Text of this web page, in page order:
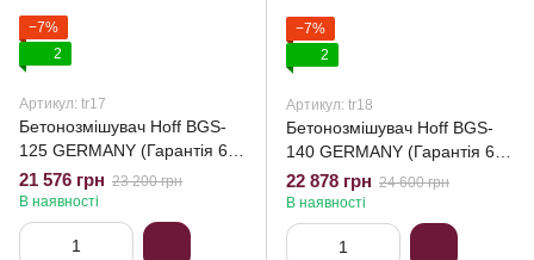
−7%
2
Артикул: tr17
Бетонозмішувач Hoff BGS-
125 GERMANY (Гарантія 60
місяців)
21 576 грн 23 200 грн
В наявності
−7%
2
Артикул: tr18
Бетонозмішувач Hoff BGS-
140 GERMANY (Гарантія 60
місяців)
22 878 грн 24 600 грн
В наявності